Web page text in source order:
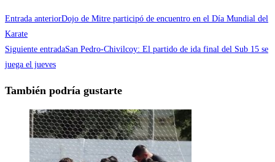
Entrada anteriorDojo de Mitre participó de encuentro en el Día Mundial del
Karate
Siguiente entradaSan Pedro-Chivilcoy: El partido de ida final del Sub 15 se
juega el jueves
También podría gustarte